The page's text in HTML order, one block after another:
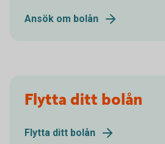
Ansök om bolån
Flytta ditt bolån
Flytta ditt bolån